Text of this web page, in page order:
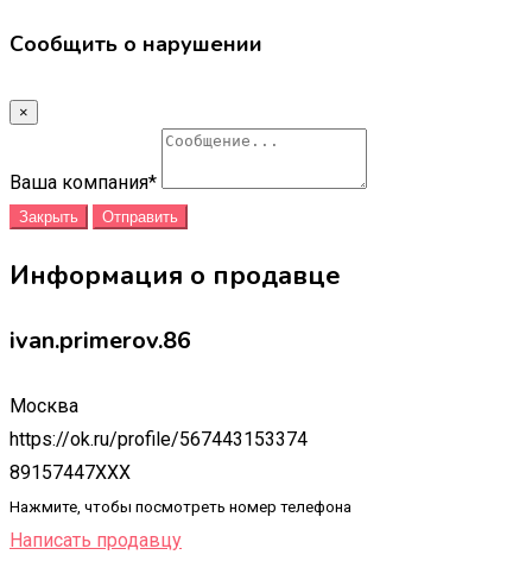
Сообщить о нарушении
×
Ваша компания*
Закрыть Отправить
Информация о продавце
ivan.primerov.86
Москва
https://ok.ru/profile/567443153374
89157447XXX
Нажмите, чтобы посмотреть номер телефона
Написать продавцу